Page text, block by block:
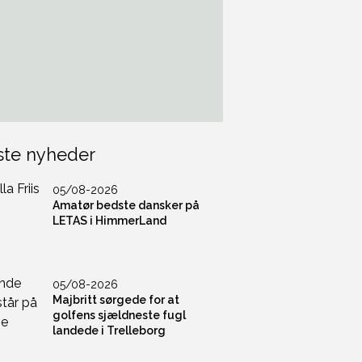
nyheder
05/08-2026
Amatør bedste dansker på
LETAS i HimmerLand
05/08-2026
Majbritt sørgede for at
golfens sjældneste fugl
landede i Trelleborg